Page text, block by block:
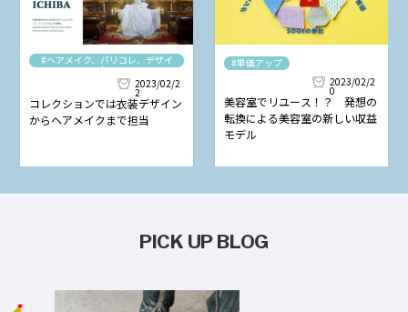
#ヘアメイク、パリコレ、デザイ
ナー
2023/02/2
2
コレクションでは衣装デザイン
からヘアメイクまで担当
#単価アップ
2023/02/2
0
美容室でリユース！？ 発想の
転換による美容室の新しい収益
モデル
PICK UP BLOG